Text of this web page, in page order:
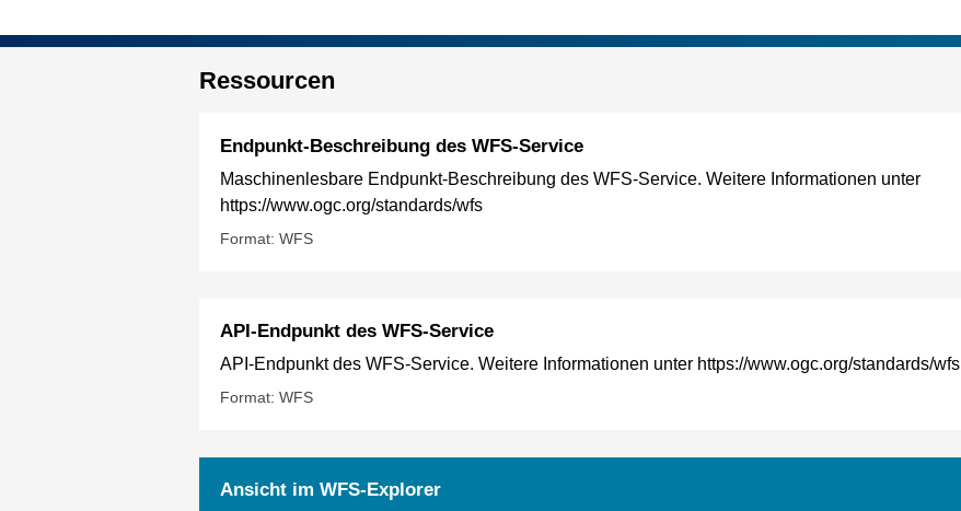
Ressourcen
Endpunkt-Beschreibung des WFS-Service
Maschinenlesbare Endpunkt-Beschreibung des WFS-Service. Weitere Informationen unter
https://www.ogc.org/standards/wfs
Format: WFS
API-Endpunkt des WFS-Service
API-Endpunkt des WFS-Service. Weitere Informationen unter https://www.ogc.org/standards/wfs
Format: WFS
Ansicht im WFS-Explorer